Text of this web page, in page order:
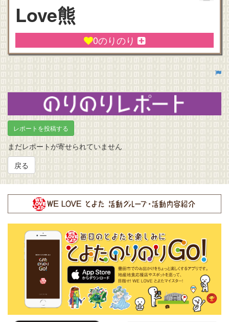
Love熊
0のりのり
のりのりレポート
レポートを投稿する
まだレポートが寄せられていません
戻る